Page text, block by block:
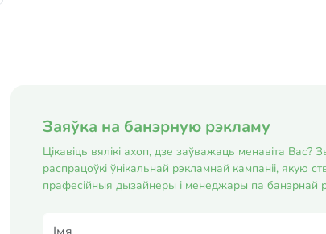
ва...
Заяўка на банэрную рэкламу
Цікавіць вялікі ахоп, дзе заўважаць менавіта Вас?
распрацоўкі ўнікальнай рэкламнай кампаніі, якую
прафесійныя дызайнеры і менеджары па банэрнай